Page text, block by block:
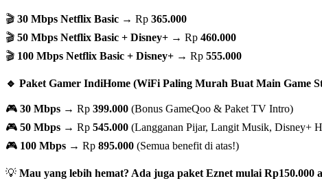
🎬 30 Mbps Netflix Basic → Rp 365.000
🎬 50 Mbps Netflix Basic + Disney+ → Rp 460.000
🎬 100 Mbps Netflix Basic + Disney+ → Rp 555.000
🔹 Paket Gamer IndiHome (WiFi Paling Murah Buat Main Game
🎮 30 Mbps → Rp 399.000 (Bonus GameQoo & Paket TV Intro)
🎮 50 Mbps → Rp 545.000 (Langganan Pijar, Langit Musik, Disney+
🎮 100 Mbps → Rp 895.000 (Semua benefit di atas!)
💡 Mau yang lebih hemat? Ada juga paket Eznet mulai Rp150.000